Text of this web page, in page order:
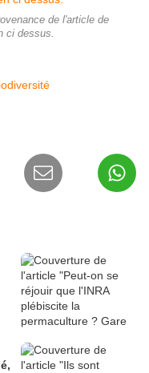
de l'article de
ci dessus.